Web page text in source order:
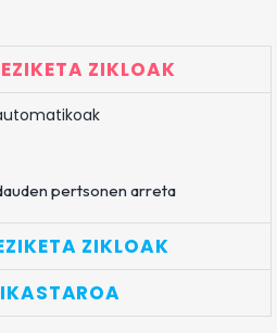
ZIKLOAK
pertsonen arreta
ZIKLOAK